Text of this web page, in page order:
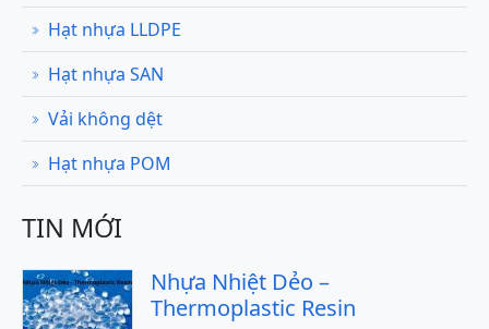
Hạt nhựa LLDPE
Hạt nhựa SAN
Vải không dệt
Hạt nhựa POM
TIN MỚI
Nhựa Nhiệt Dẻo –
Thermoplastic Resin